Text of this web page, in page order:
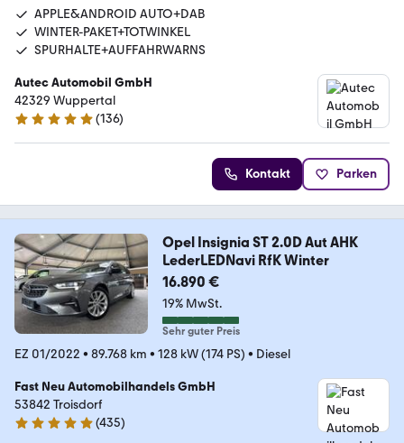
APPLE&ANDROID AUTO+DAB
WINTER-PAKET+TOTWINKEL
SPURHALTE+AUFFAHRWARNS
Autec Automobil GmbH
42329 Wuppertal
4.9 Sterne
(136)
Kontakt Parken
Opel Insignia ST 2.0D Aut AHK
LederLEDNavi RfK Winter
16.890 €
19% MwSt.
Sehr guter Preis
EZ 01/2022 • 89.768 km • 128 kW (174 PS) • Diesel
Fast Neu Automobilhandels GmbH
53842 Troisdorf
5 Sterne
(435)